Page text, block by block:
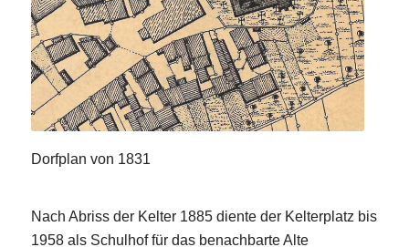
Dorfplan von 1831
Nach Abriss der Kelter 1885 diente der Kelterplatz bis
1958 als Schulhof für das benachbarte Alte